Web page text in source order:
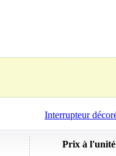
Interrupteur
Prix à l'unité